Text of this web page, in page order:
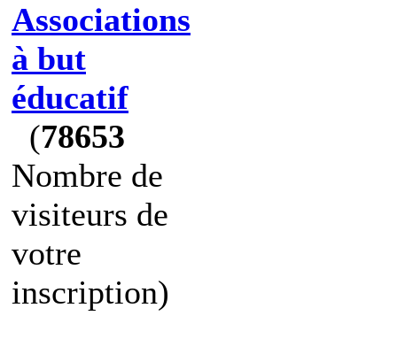
Associations
à but
éducatif
(78653
Nombre de
visiteurs de
votre
inscription)